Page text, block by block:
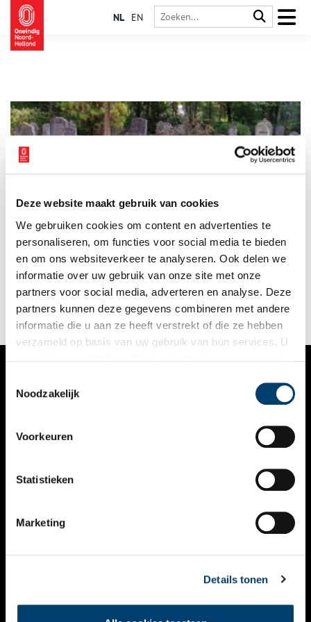
Deze website maakt gebruik van cookies
We gebruiken cookies om content en advertenties te
personaliseren, om functies voor social media te bieden
en om ons websiteverkeer te analyseren. Ook delen we
informatie over uw gebruik van onze site met onze
partners voor social media, adverteren en analyse. Deze
partners kunnen deze gegevens combineren met andere
informatie die u aan ze heeft verstrekt of die ze hebben
verzameld op basis van uw gebruik van hun services. U
Noodzakelijk
Voorkeuren
Statistieken
Marketing
Details tonen
NL EN
In de dood is iedereen gelijk. Op de Oude Begraafplaats van
Naarden liggen burgemeesters, muzikanten en erfgooiers dan
ook dwars door elkaar heen. De grafmonumenten lopen uiteen
van vorstelijke familiekapellen tot simpele houten bordjes.
Deze groene omgeving is niet alleen een laatste rustplaats,
maar ook een plek van stilte en inkeer voor de inwoners van
Naarden en Bussum.
VERHALEN
KALENDER
THEMA’S
VIDEO’S
CONTACT